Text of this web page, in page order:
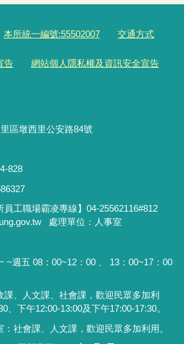
本所統一編號:55502007 交通方式
告 網站個人隱私權及資訊安全宣告
區墩西里公安路84號
828
員工職場霸凌專線】04-25562116#812
處理單位：人事室
~週五 08：00~12：00 、 13：00~17：00
、人文課、社會課，歡迎民眾多加利
、下午12:00-13:00及下午17:00-17:30。
社會課、人文課，歡迎民眾多加利用。